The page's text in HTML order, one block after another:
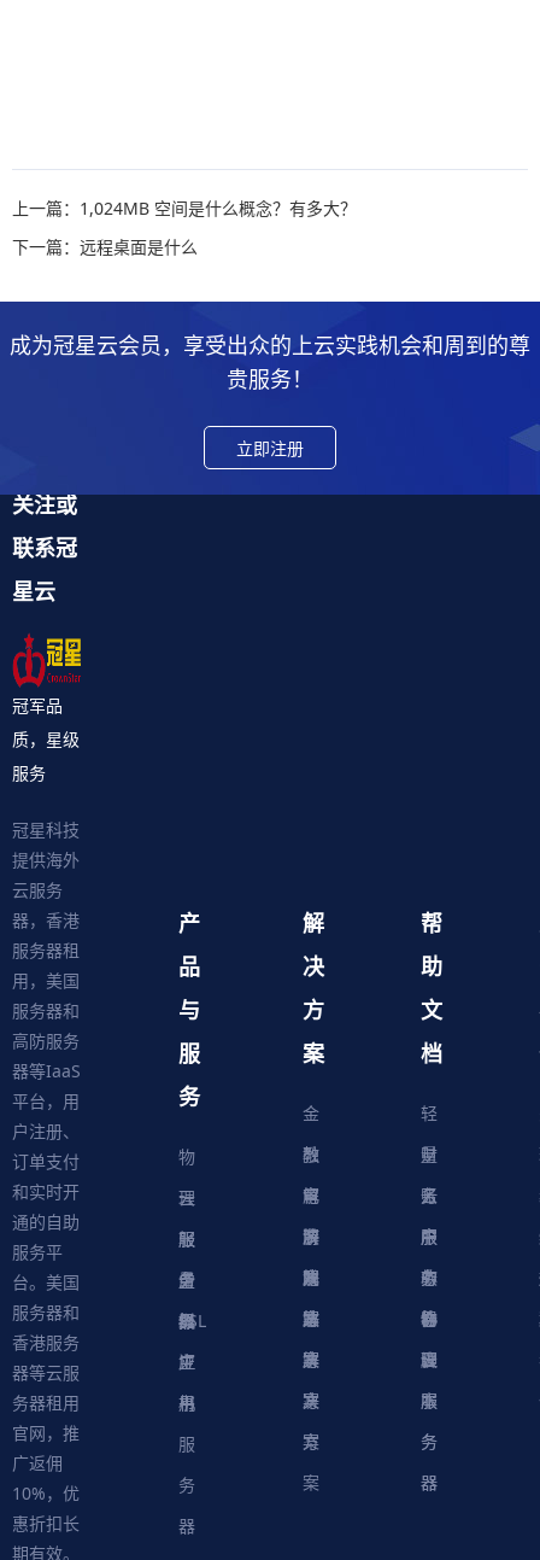
上一篇：1,024MB 空间是什么概念？有多大？
下一篇：远程桌面是什么
成为冠星云会员，享受出众的上云实践机会和周到的尊
贵服务！
立即注册
关注或
联系冠
星云
冠军品
质，星级
服务
冠星科技
提供海外
云服务
器，香港
服务器租
用，美国
服务器和
高防服务
器等IaaS
平台，用
户注册、
订单支付
和实时开
通的自助
服务平
台。美国
服务器和
香港服务
器等云服
务器租用
官网，推
广返佣
10%，优
惠折扣长
期有效。
产
品
与
服
务
物
理
服
务
器
云
服
务
器
轻
量
级
应
用
服
务
器
虚
拟
主
机
SSL
证
书
解
决
方
案
金
融
解
决
方
案
教
育
解
决
方
案
电
商
解
决
方
案
游
戏
解
决
方
案
网
站
解
决
方
案
帮
助
文
档
轻
量
云
服
务
器
财
务
中
心
账
户
中
心
服
务
协
议
软
件
脚
本
物
理
服
务
器
云
服
务
器